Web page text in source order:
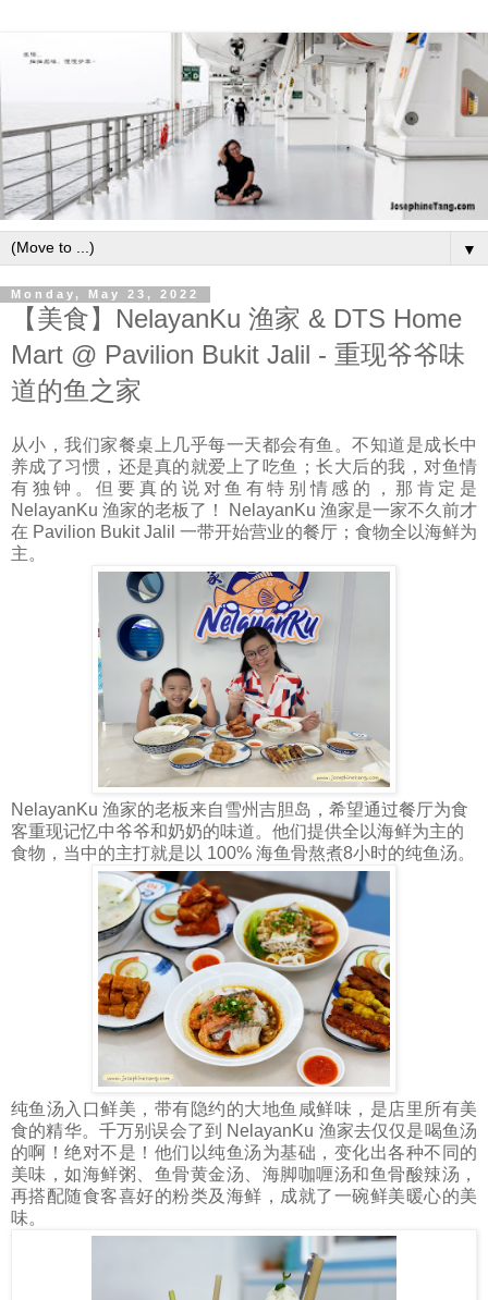
▼
Monday, May 23, 2022
【美食】NelayanKu 渔家 & DTS Home
Mart @ Pavilion Bukit Jalil - 重现爷爷味
道的鱼之家
从小，我们家餐桌上几乎每一天都会有鱼。不知道是成长中
养成了习惯，还是真的就爱上了吃鱼；长大后的我，对鱼情
有独钟。但要真的说对鱼有特别情感的，那肯定是
NelayanKu 渔家的老板了！ NelayanKu 渔家是一家不久前才
在 Pavilion Bukit Jalil 一带开始营业的餐厅；食物全以海鲜为
主。
NelayanKu 渔家的老板来自雪州吉胆岛，希望通过餐厅为食
客重现记忆中爷爷和奶奶的味道。他们提供全以海鲜为主的
食物，当中的主打就是以 100% 海鱼骨熬煮8小时的纯鱼汤。
纯鱼汤入口鲜美，带有隐约的大地鱼咸鲜味，是店里所有美
食的精华。千万别误会了到 NelayanKu 渔家去仅仅是喝鱼汤
的啊！绝对不是！ 他们以纯鱼汤为基础，变化出各种不同的
美味，如海鲜粥、鱼骨黄金汤、海脚咖喱汤和鱼骨酸辣汤，
再搭配随食客喜好的粉类及海鲜，成就了一碗鲜美暖心的美
味。